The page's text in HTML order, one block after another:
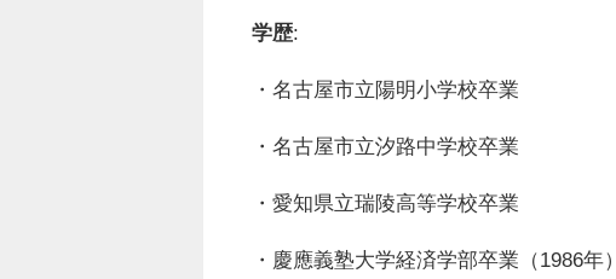
学歴:
・名古屋市立陽明小学校卒業
・名古屋市立汐路中学校卒業
・愛知県立瑞陵高等学校卒業
・慶應義塾大学経済学部卒業（1986年）